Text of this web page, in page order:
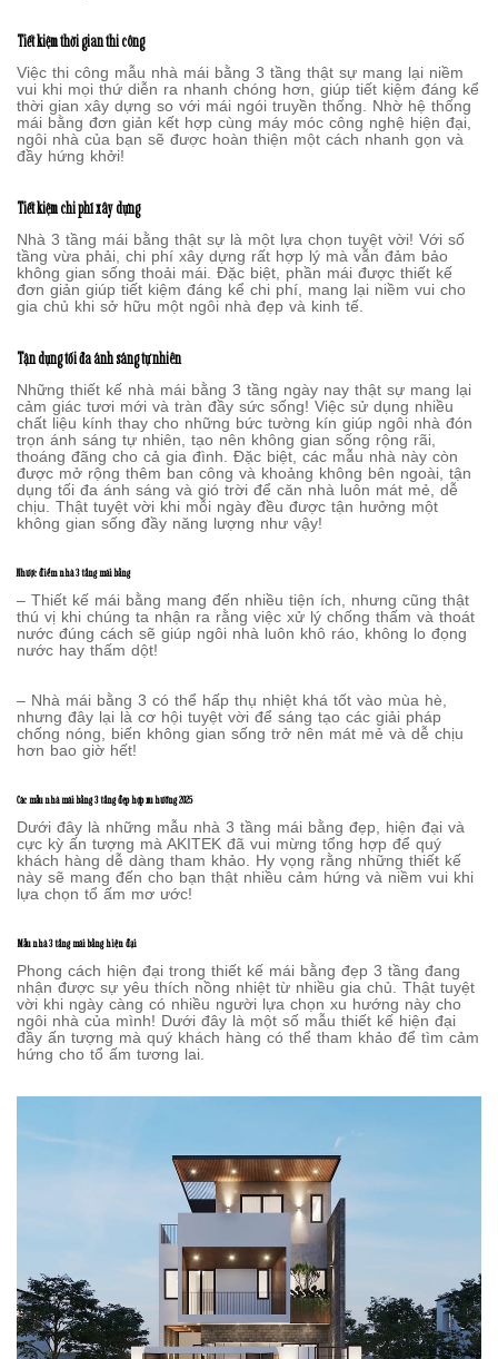
Tiết kiệm thời gian thi công
Việc thi công mẫu nhà mái bằng 3 tầng thật sự mang lại niềm
vui khi mọi thứ diễn ra nhanh chóng hơn, giúp tiết kiệm đáng kể
thời gian xây dựng so với mái ngói truyền thống. Nhờ hệ thống
mái bằng đơn giản kết hợp cùng máy móc công nghệ hiện đại,
ngôi nhà của bạn sẽ được hoàn thiện một cách nhanh gọn và
đầy hứng khởi!
Tiết kiệm chi phí xây dựng
Nhà 3 tầng mái bằng thật sự là một lựa chọn tuyệt vời! Với số
tầng vừa phải, chi phí xây dựng rất hợp lý mà vẫn đảm bảo
không gian sống thoải mái. Đặc biệt, phần mái được thiết kế
đơn giản giúp tiết kiệm đáng kể chi phí, mang lại niềm vui cho
gia chủ khi sở hữu một ngôi nhà đẹp và kinh tế.
Tận dụng tối đa ánh sáng tự nhiên
Những thiết kế nhà mái bằng 3 tầng ngày nay thật sự mang lại
cảm giác tươi mới và tràn đầy sức sống! Việc sử dụng nhiều
chất liệu kính thay cho những bức tường kín giúp ngôi nhà đón
trọn ánh sáng tự nhiên, tạo nên không gian sống rộng rãi,
thoáng đãng cho cả gia đình. Đặc biệt, các mẫu nhà này còn
được mở rộng thêm ban công và khoảng không bên ngoài, tận
dụng tối đa ánh sáng và gió trời để căn nhà luôn mát mẻ, dễ
chịu. Thật tuyệt vời khi mỗi ngày đều được tận hưởng một
không gian sống đầy năng lượng như vậy!
Nhược điểm nhà 3 tầng mái bằng
– Thiết kế mái bằng mang đến nhiều tiện ích, nhưng cũng thật
thú vị khi chúng ta nhận ra rằng việc xử lý chống thấm và thoát
nước đúng cách sẽ giúp ngôi nhà luôn khô ráo, không lo đọng
nước hay thấm dột!
– Nhà mái bằng 3 có thể hấp thụ nhiệt khá tốt vào mùa hè,
nhưng đây lại là cơ hội tuyệt vời để sáng tạo các giải pháp
chống nóng, biến không gian sống trở nên mát mẻ và dễ chịu
hơn bao giờ hết!
Các mẫu nhà mái bằng 3 tầng đẹp hợp xu hướng 2025
Dưới đây là những mẫu nhà 3 tầng mái bằng đẹp, hiện đại và
cực kỳ ấn tượng mà AKITEK đã vui mừng tổng hợp để quý
khách hàng dễ dàng tham khảo. Hy vọng rằng những thiết kế
này sẽ mang đến cho bạn thật nhiều cảm hứng và niềm vui khi
lựa chọn tổ ấm mơ ước!
Mẫu nhà 3 tầng mái bằng hiện đại
Phong cách hiện đại trong thiết kế mái bằng đẹp 3 tầng đang
nhận được sự yêu thích nồng nhiệt từ nhiều gia chủ. Thật tuyệt
vời khi ngày càng có nhiều người lựa chọn xu hướng này cho
ngôi nhà của mình! Dưới đây là một số mẫu thiết kế hiện đại
đầy ấn tượng mà quý khách hàng có thể tham khảo để tìm cảm
hứng cho tổ ấm tương lai.